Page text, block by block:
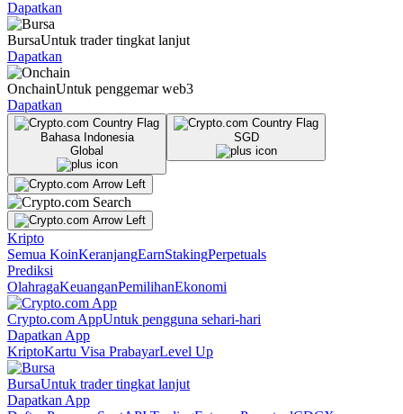
Dapatkan
BursaUntuk trader tingkat lanjut
Dapatkan
OnchainUntuk penggemar web3
Dapatkan
Bahasa Indonesia
Global
SGD
Kripto
Semua KoinKeranjangEarnStakingPerpetuals
Prediksi
OlahragaKeuanganPemilihanEkonomi
Crypto.com AppUntuk pengguna sehari-hari
Dapatkan App
KriptoKartu Visa PrabayarLevel Up
BursaUntuk trader tingkat lanjut
Dapatkan App